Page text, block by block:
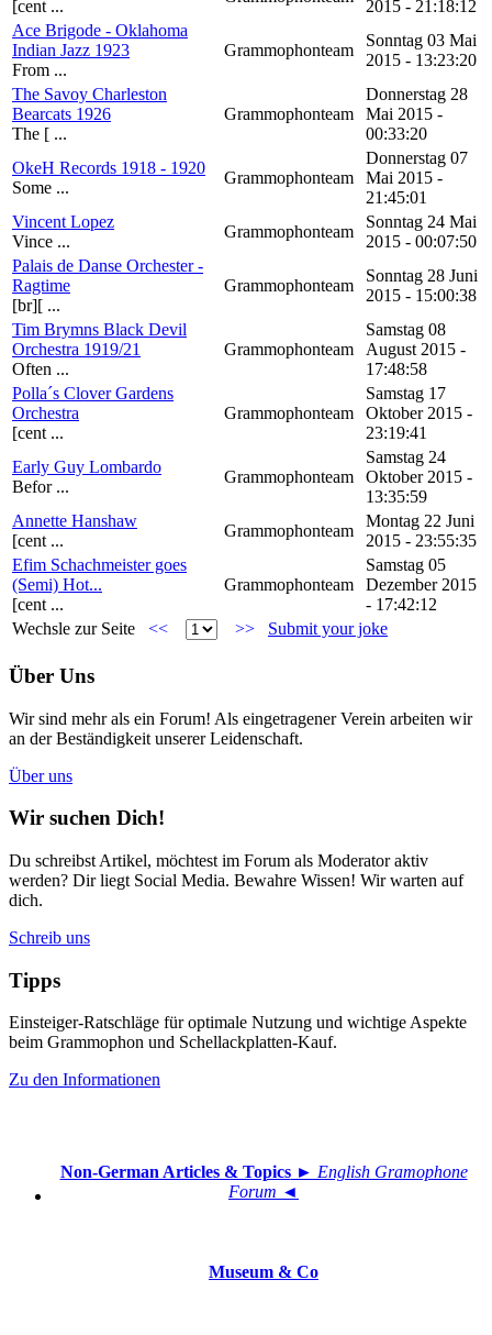
[cent ...
2015 - 21:18:12
Ace Brigode - Oklahoma
Indian Jazz 1923
From ...
Grammophonteam
Sonntag 03 Mai
2015 - 13:23:20
The Savoy Charleston
Bearcats 1926
The [ ...
Grammophonteam
Donnerstag 28
Mai 2015 -
00:33:20
OkeH Records 1918 - 1920
Some ...
Grammophonteam
Donnerstag 07
Mai 2015 -
21:45:01
Vincent Lopez
Vince ...
Grammophonteam
Sonntag 24 Mai
2015 - 00:07:50
Palais de Danse Orchester -
Ragtime
[br][ ...
Grammophonteam
Sonntag 28 Juni
2015 - 15:00:38
Tim Brymns Black Devil
Orchestra 1919/21
Often ...
Grammophonteam
Samstag 08
August 2015 -
17:48:58
Polla´s Clover Gardens
Orchestra
[cent ...
Grammophonteam
Samstag 17
Oktober 2015 -
23:19:41
Early Guy Lombardo
Befor ...
Grammophonteam
Samstag 24
Oktober 2015 -
13:35:59
Annette Hanshaw
[cent ...
Grammophonteam
Montag 22 Juni
2015 - 23:55:35
Efim Schachmeister goes
(Semi) Hot...
[cent ...
Grammophonteam
Samstag 05
Dezember 2015
- 17:42:12
Wechsle zur Seite
<< >> Submit your joke
Über Uns
Wir sind mehr als ein Forum! Als eingetragener Verein arbeiten wir
an der Beständigkeit unserer Leidenschaft.
Über uns
Wir suchen Dich!
Du schreibst Artikel, möchtest im Forum als Moderator aktiv
werden? Dir liegt Social Media. Bewahre Wissen! Wir warten auf
dich.
Schreib uns
Tipps
Einsteiger-Ratschläge für optimale Nutzung und wichtige Aspekte
beim Grammophon und Schellackplatten-Kauf.
Zu den Informationen
Non-German Articles & Topics► English Gramophone
Forum ◄
Museum & Co